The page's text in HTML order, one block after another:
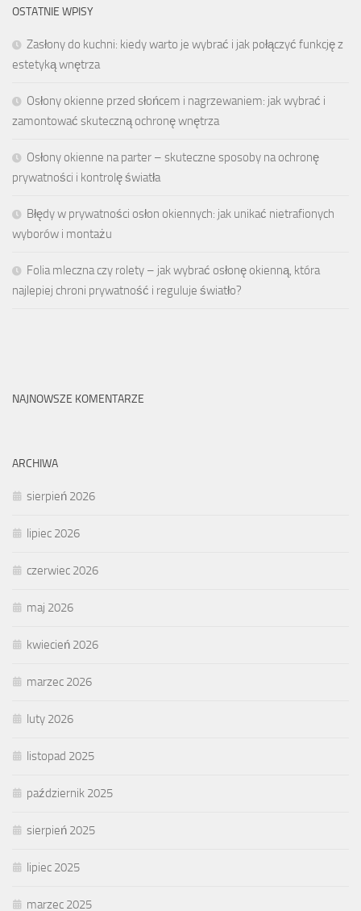
OSTATNIE WPISY
Zasłony do kuchni: kiedy warto je wybrać i jak połączyć funkcję z
estetyką wnętrza
Osłony okienne przed słońcem i nagrzewaniem: jak wybrać i
zamontować skuteczną ochronę wnętrza
Osłony okienne na parter – skuteczne sposoby na ochronę
prywatności i kontrolę światła
Błędy w prywatności osłon okiennych: jak unikać nietrafionych
wyborów i montażu
Folia mleczna czy rolety – jak wybrać osłonę okienną, która
najlepiej chroni prywatność i reguluje światło?
NAJNOWSZE KOMENTARZE
ARCHIWA
sierpień 2026
lipiec 2026
czerwiec 2026
maj 2026
kwiecień 2026
marzec 2026
luty 2026
listopad 2025
październik 2025
sierpień 2025
lipiec 2025
marzec 2025